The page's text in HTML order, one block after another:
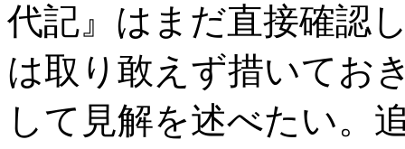
代記』はまだ直接確認
は取り敢えず措いてお
して見解を述べたい。